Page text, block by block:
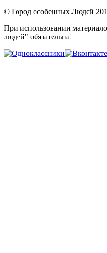
© Город особенных Людей
При использовании
людей" обязательна!